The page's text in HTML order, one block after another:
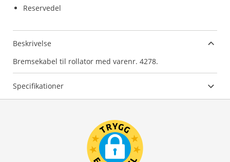
Reservedel
Beskrivelse
Bremsekabel til rollator med varenr. 4278.
Specifikationer